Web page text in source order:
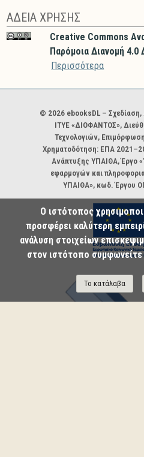
ΑΔΕΙΑ ΧΡΗΣΗΣ
Creative Commons
Παρόμοια Διανομή 4.0
Περισσότερα
Χορηγοί και φορείς
© 2026 ebooksDL – Σχεδίαση,
ΙΤΥΕ «ΔΙΟΦΑΝΤΟΣ»,
Τεχνολογιών,
Χρηματοδότηση: ΕΠΑ
Ανάπτυξης ΥΠΑΙΘΑ, Έργο
εφαρμογών και
ΥΠΑΙΘΑ», κωδ. Έργου
Ο ιστότοπος
προσφέρει καλύτερη
ανάλυση στοιχείων
στον ιστότοπο
Το κατάλαβα